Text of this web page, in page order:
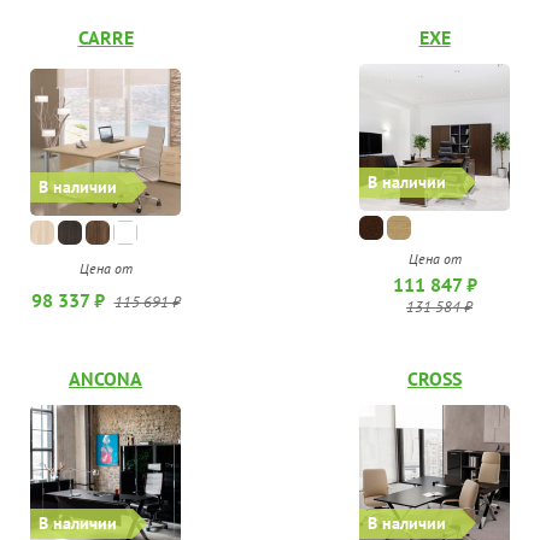
В наличии
CARRE
Цена от
98 337 ₽ 115 691 ₽
В наличии
EXE
Цена от
111 847 ₽
131 584 ₽
В наличии
ANCONA
В наличии
CROSS